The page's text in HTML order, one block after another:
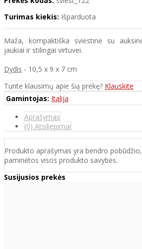
Turimas kiekis: Išparduota
Maža, kompaktiška sviestinė su
jaukiai ir stilingai virtuvei.
Dydis - 10,5 x 9 x 7 cm
Turite klausimų apie šią prekę? Klauskite
Gamintojas: Italija
Aprašymas
(0) Atsiliepimai
Produkto aprašymas yra bendro
paminėtos visos produkto savybės.
Susijusios prekės